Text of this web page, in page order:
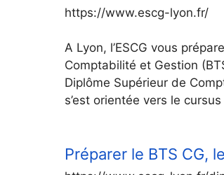
https://www.escg-lyon.fr/
A Lyon, l’ESCG vous
Comptabilité et Gestion
Diplôme Supérieur de
s’est orientée vers le
Préparer le BTS CG,